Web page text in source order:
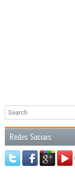
Redes Sociais